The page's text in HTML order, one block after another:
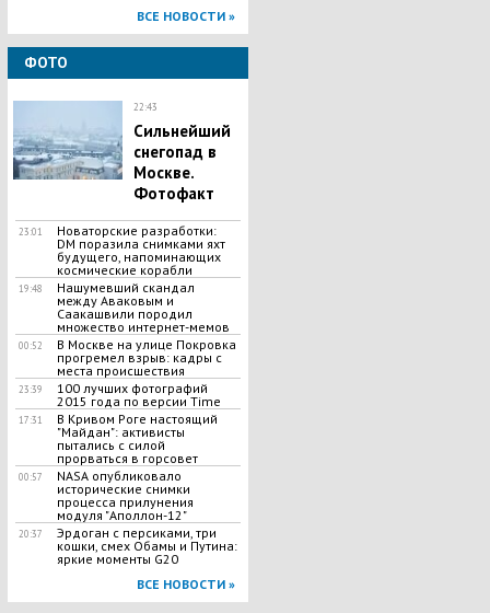
ВСЕ НОВОСТИ »
ФОТО
22:43
Сильнейший
снегопад в
Москве.
Фотофакт
23:01
Новаторские разработки:
DM поразила снимками яхт
будущего, напоминающих
космические корабли
19:48
Нашумевший скандал
между Аваковым и
Саакашвили породил
множество интернет-мемов
00:52
В Москве на улице Покровка
прогремел взрыв: кадры с
места происшествия
23:39
100 лучших фотографий
2015 года по версии Time
17:31
В Кривом Роге настоящий
"Майдан": активисты
пытались с силой
прорваться в горсовет
00:57
NASA опубликовало
исторические снимки
процесса прилунения
модуля "Аполлон-12"
20:37
Эрдоган с персиками, три
кошки, смех Обамы и Путина:
яркие моменты G20
ВСЕ НОВОСТИ »